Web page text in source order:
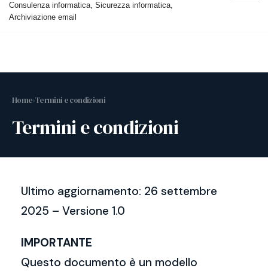
contenuto
Consulenza informatica, Sicurezza informatica,
Archiviazione email
Home›Termini e condizioni
Termini e condizioni
Ultimo aggiornamento: 26 settembre
2025 – Versione 1.0
IMPORTANTE
Questo documento è un modello